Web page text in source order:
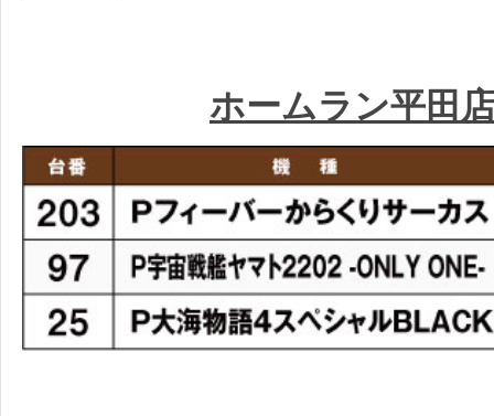
ホームラン平田